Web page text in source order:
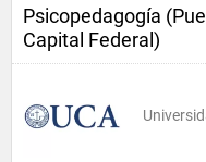
Psicopedagogía
Capital Federal)